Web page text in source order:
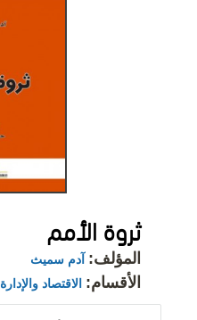
ثروة الأمم
المؤلف: آدم سميث
الأقسام: الاقتصاد والإدارة